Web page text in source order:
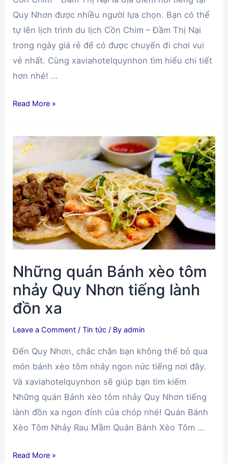
Quy Nhơn được nhiều người lựa chọn. Bạn có thể
tự lên lịch trình du lịch Cồn Chim – Đầm Thị Nại
trong ngày giá rẻ để có được chuyến đi chơi vui
vẻ nhất. Cùng xaviahotelquynhon tìm hiểu chi tiết
hơn nhé! …
Lên
du
Cồn
Chim
–
Đầm
Thị
Nại
ngày
rẻ
Read More »
Những quán Bánh xèo tôm
nhảy Quy Nhơn tiếng lành
đồn xa
Leave a Comment /Tin tức / Byadmin
Đến Quy Nhơn, chắc chắn bạn không thể bỏ qua
món bánh xèo tôm nhảy ngon nức tiếng nơi đây.
Và xaviahotelquynhon sẽ giúp bạn tìm kiếm
Những quán Bánh xèo tôm nhảy Quy Nhơn tiếng
lành đồn xa ngon đỉnh của chóp nhé! Quán Bánh
Xèo Tôm Nhảy Rau Mầm Quán Bánh Xèo Tôm …
Những
Read More »